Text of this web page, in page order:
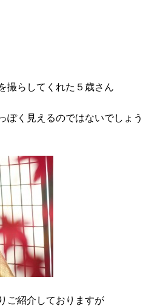
撮らしてくれた５歳さん
ぽく見えるのではないでしょう
ご紹介しておりますが